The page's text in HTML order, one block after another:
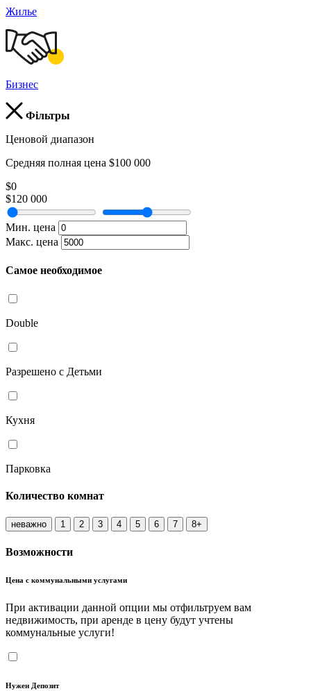
Жилье
Бизнес
Фільтры
Ценовой диапазон
Средняя полная цена $100 000
$0
$120 000
Мин. цена
Макс. цена
Самое необходимое
Double
Разрешено с Детьми
Кухня
Парковка
Количество комнат
неважно 1 2 3 4 5 6 7 8+
Возможности
Цена с коммунальными услугами
При активации данной опции мы отфильтруем вам
недвижимость, при аренде в цену будут учтены
коммунальные услуги!
Нужен Депозит